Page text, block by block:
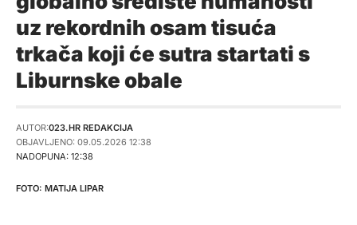
uz rekordnih osam tisuća
trkača koji će sutra startati s
Liburnske obale
NADOPUNA: 12:38
AUTOR:023.HR REDAKCIJA
OBJAVLJENO: 09.05.2026 12:38
MATIJA LIPAR